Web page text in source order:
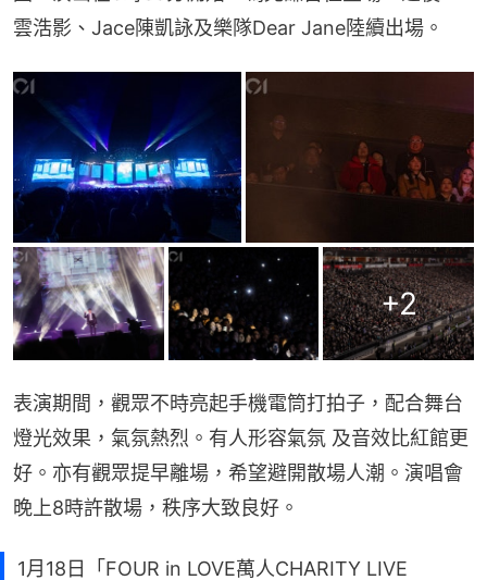
雲浩影、Jace陳凱詠及樂隊Dear Jane陸續出場。
+2
表演期間，觀眾不時亮起手機電筒打拍子，配合舞台
燈光效果，氣氛熱烈。有人形容氣氛 及音效比紅館更
好。亦有觀眾提早離場，希望避開散場人潮。演唱會
晚上8時許散場，秩序大致良好。
1月18日「FOUR in LOVE萬人CHARITY LIVE